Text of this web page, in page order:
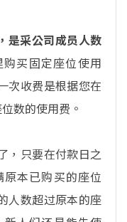
是采公司成员人数
购买固定座位使用
次收费是根据您在
数的使用费。
，只要在付款日之
本已购买的座位
人数超过原本的座